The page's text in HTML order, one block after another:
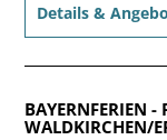
Details &
BAYERNFERIEN -
WALDKIRCHEN/